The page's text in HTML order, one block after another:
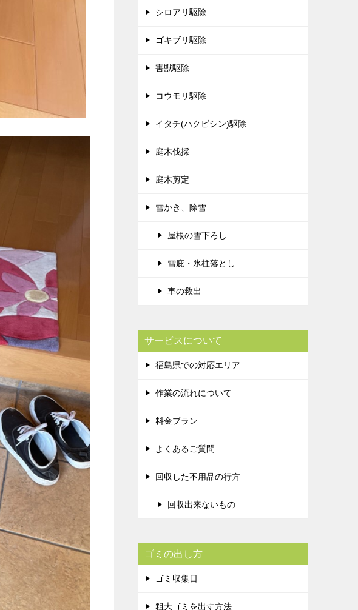
シロアリ駆除
ゴキブリ駆除
害獣駆除
コウモリ駆除
イタチ(ハクビシン)駆除
庭木伐採
庭木剪定
雪かき、除雪
屋根の雪下ろし
雪庇・氷柱落とし
車の救出
サービスについて
福島県での対応エリア
作業の流れについて
料金プラン
よくあるご質問
回収した不用品の行方
回収出来ないもの
ゴミの出し方
ゴミ収集日
粗大ゴミを出す方法